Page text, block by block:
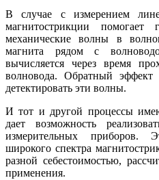
В случае с измерением
магнитострикции помогает
механические волны в
магнита рядом с
вычисляется через время
волновода. Обратный
детектировать эти волны.
И тот и другой процессы
дает возможность
измерительных приборов.
широкого спектра
разной себестоимостью,
применения.